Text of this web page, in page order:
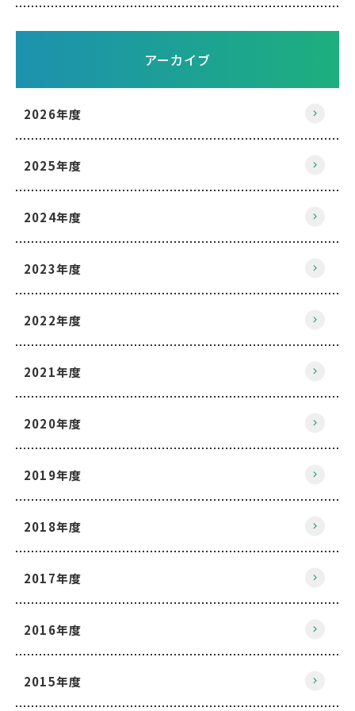
アーカイブ
2026年度
2025年度
2024年度
2023年度
2022年度
2021年度
2020年度
2019年度
2018年度
2017年度
2016年度
2015年度